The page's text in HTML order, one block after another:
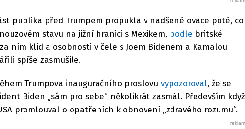
publika před Trumpem propukla v nadšené ovace poté, co
stavu na jižní hranici s Mexikem, podle britské
ním klid a osobnosti v čele s Joem Bidenem a Kamalou
spíše zasmušile.
Trumpova inauguračního proslovu vypozoroval, že se
Biden „sám pro sebe“ několikrát zasmál. Především když
promlouval o opatřeních k obnovení „zdravého rozumu“.